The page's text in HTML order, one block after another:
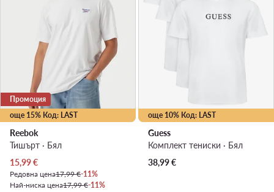
още 15% Код: LAST
Промоция
Reebok
Тишърт · Бял
Актуална цена
15,99€
Редовна цена17,99 €-11%
Най-ниска цена17,99 €-11%
още 10% Код: LAST
Guess
Комплект тениски · Бял
38,99€